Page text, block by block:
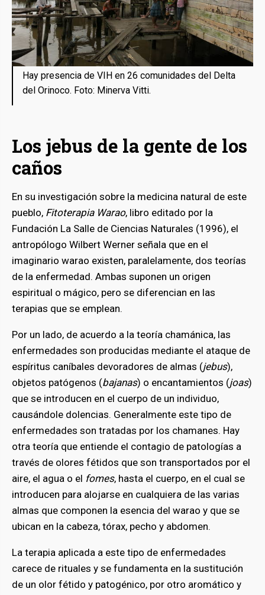
Hay presencia de VIH en 26 comunidades del Delta
del Orinoco. Foto: Minerva Vitti.
Los jebus de la gente de los
caños
En su investigación sobre la medicina natural de este
pueblo, Fitoterapia Warao, libro editado por la
Fundación La Salle de Ciencias Naturales (1996), el
antropólogo Wilbert Werner señala que en el
imaginario warao existen, paralelamente, dos teorías
de la enfermedad. Ambas suponen un origen
espiritual o mágico, pero se diferencian en las
terapias que se emplean.
Por un lado, de acuerdo a la teoría chamánica, las
enfermedades son producidas mediante el ataque de
espíritus caníbales devoradores de almas (jebus),
objetos patógenos (bajanas) o encantamientos (joas)
que se introducen en el cuerpo de un individuo,
causándole dolencias. Generalmente este tipo de
enfermedades son tratadas por los chamanes. Hay
otra teoría que entiende el contagio de patologías a
través de olores fétidos que son transportados por el
aire, el agua o el fomes, hasta el cuerpo, en el cual se
introducen para alojarse en cualquiera de las varias
almas que componen la esencia del warao y que se
ubican en la cabeza, tórax, pecho y abdomen.
La terapia aplicada a este tipo de enfermedades
carece de rituales y se fundamenta en la sustitución
de un olor fétido y patogénico, por otro aromático y